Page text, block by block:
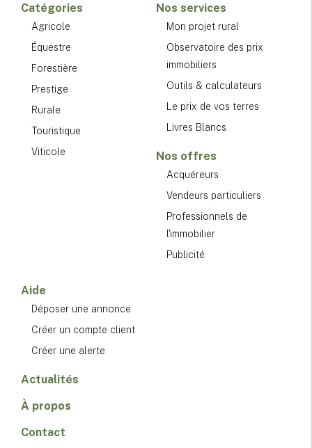
Catégories
Agricole
Équestre
Forestière
Prestige
Rurale
Touristique
Viticole
Nos services
Mon projet rural
Observatoire des prix
immobiliers
Outils & calculateurs
Le prix de vos terres
Livres Blancs
Nos offres
Acquéreurs
Vendeurs particuliers
Professionnels de
l'immobilier
Publicité
Aide
Déposer une annonce
Créer un compte client
Créer une alerte
Actualités
À propos
Contact